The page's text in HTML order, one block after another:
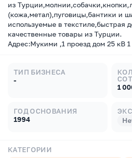
из
(кожа,метал),пуговицы,бантики и
используемые в текстиле,быстрая
качественные товары из Турции.
Адрес:Мукими ,1 проезд дом 25 кВ 1
ТИП БИЗНЕСА
-
1
ГОД ОСНОВАНИЯ
1994
КАТЕГОРИИ